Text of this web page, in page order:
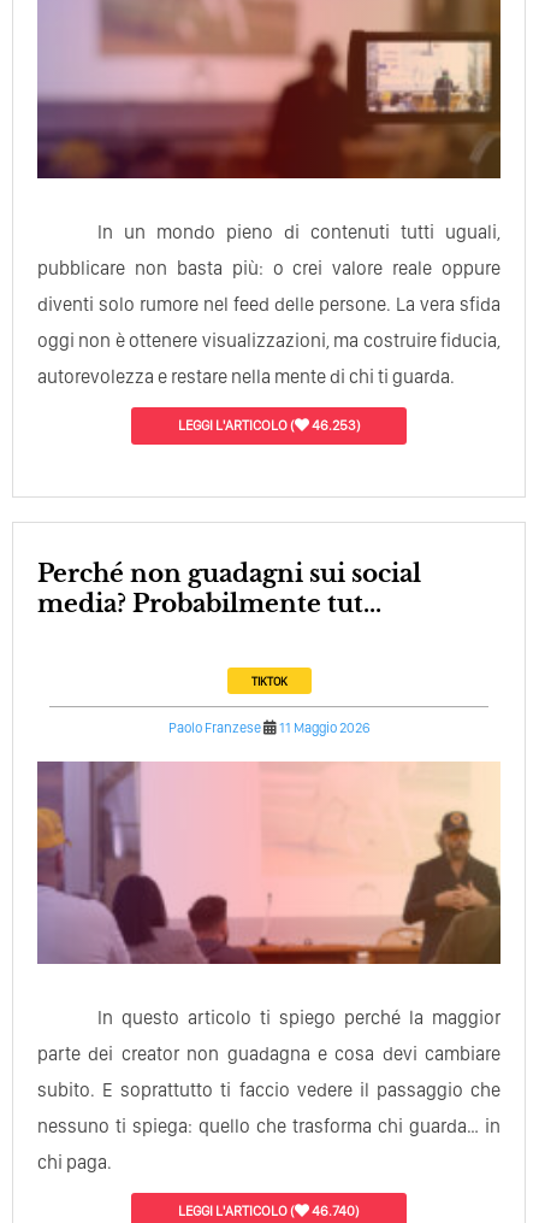
In un mondo pieno di contenuti tutti uguali,
pubblicare non basta più: o crei valore reale oppure
diventi solo rumore nel feed delle persone. La vera sfida
oggi non è ottenere visualizzazioni, ma costruire fiducia,
autorevolezza e restare nella mente di chi ti guarda.
LEGGI L'ARTICOLO( 46.253)
Perché non guadagni sui social
media? Probabilmente tut...
TIKTOK
Paolo Franzese 11 Maggio 2026
In questo articolo ti spiego perché la maggior
parte dei creator non guadagna e cosa devi cambiare
subito. E soprattutto ti faccio vedere il passaggio che
nessuno ti spiega: quello che trasforma chi guarda… in
chi paga.
LEGGI L'ARTICOLO( 46.740)